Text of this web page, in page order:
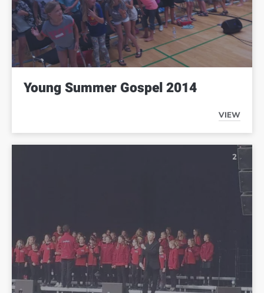
Young Summer Gospel 2014
VIEWYOUNG
2